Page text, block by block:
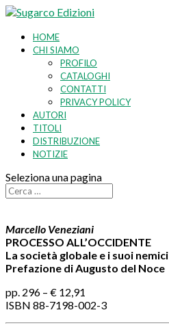
HOME
CHI SIAMO
PROFILO
CATALOGHI
CONTATTI
PRIVACY POLICY
AUTORI
TITOLI
DISTRIBUZIONE
NOTIZIE
Seleziona una pagina
Marcello Veneziani
PROCESSO ALL’OCCIDENTE
La società globale e i suoi nemici
Prefazione di Augusto del Noce
pp. 296 – € 12,91
ISBN 88-7198-002-3